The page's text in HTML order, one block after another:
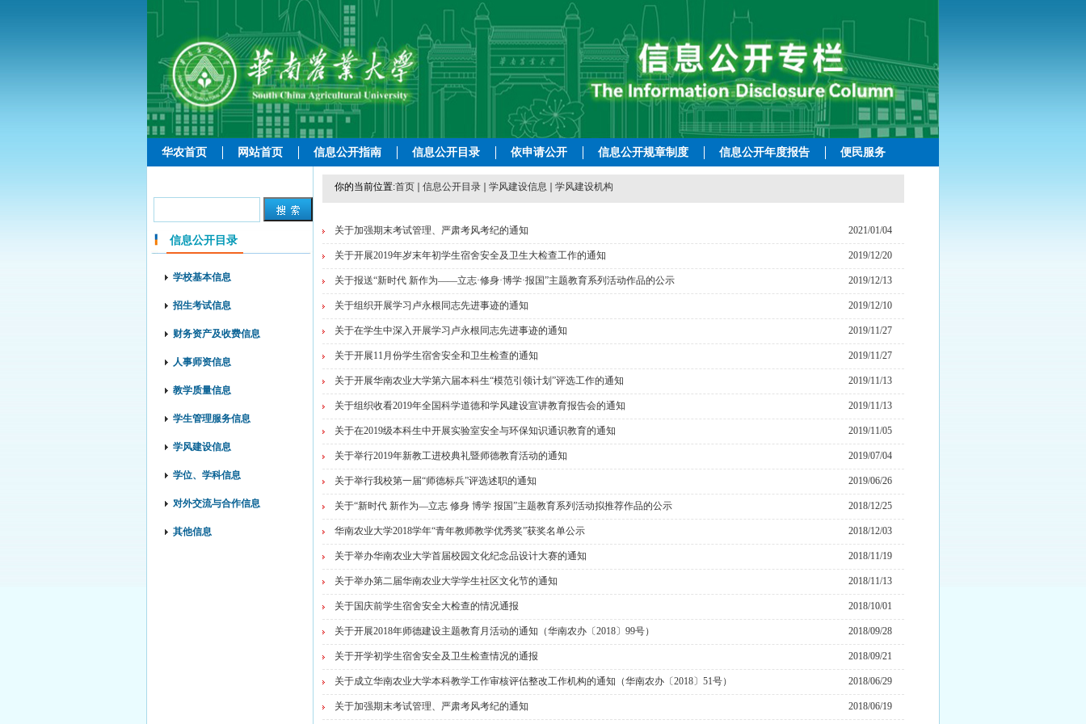
华农首页 网站首页 信息公开指南 信息公开目录 依申请公开 信息公开规章制度 信息公开年度报告 便民服务
信息公开目录
学校基本信息
招生考试信息
财务资产及收费信息
人事师资信息
教学质量信息
学生管理服务信息
学风建设信息
学位、学科信息
对外交流与合作信息
其他信息
你的当前位置:首页 信息公开目录 学风建设信息 学风建设机构
关于加强期末考试管理、严肃考风考纪的通知 2021/01/04
关于开展2019年岁末年初学生宿舍安全及卫生大检查工作的通知 2019/12/20
关于报送“新时代 新作为——立志·修身·博学·报国”主题教育系列活动作品的公示 2019/12/13
关于组织开展学习卢永根同志先进事迹的通知 2019/12/10
关于在学生中深入开展学习卢永根同志先进事迹的通知 2019/11/27
关于开展11月份学生宿舍安全和卫生检查的通知 2019/11/27
关于开展华南农业大学第六届本科生“模范引领计划”评选工作的通知 2019/11/13
关于组织收看2019年全国科学道德和学风建设宣讲教育报告会的通知 2019/11/13
关于在2019级本科生中开展实验室安全与环保知识通识教育的通知 2019/11/05
关于举行2019年新教工进校典礼暨师德教育活动的通知 2019/07/04
关于举行我校第一届“师德标兵”评选述职的通知 2019/06/26
关于“新时代 新作为—立志 修身 博学 报国”主题教育系列活动拟推荐作品的公示 2018/12/25
华南农业大学2018学年“青年教师教学优秀奖”获奖名单公示 2018/12/03
关于举办华南农业大学首届校园文化纪念品设计大赛的通知 2018/11/19
关于举办第二届华南农业大学学生社区文化节的通知 2018/11/13
关于国庆前学生宿舍安全大检查的情况通报 2018/10/01
关于开展2018年师德建设主题教育月活动的通知（华南农办〔2018〕99号） 2018/09/28
关于开学初学生宿舍安全及卫生检查情况的通报 2018/09/21
关于成立华南农业大学本科教学工作审核评估整改工作机构的通知（华南农办〔2018〕51号） 2018/06/29
关于加强期末考试管理、严肃考风考纪的通知 2018/06/19